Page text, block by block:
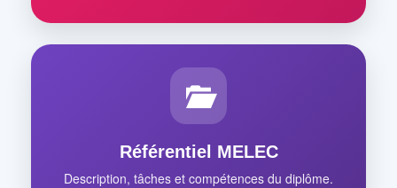
Référentiel MELEC
Description, tâches et compétences du diplôme.